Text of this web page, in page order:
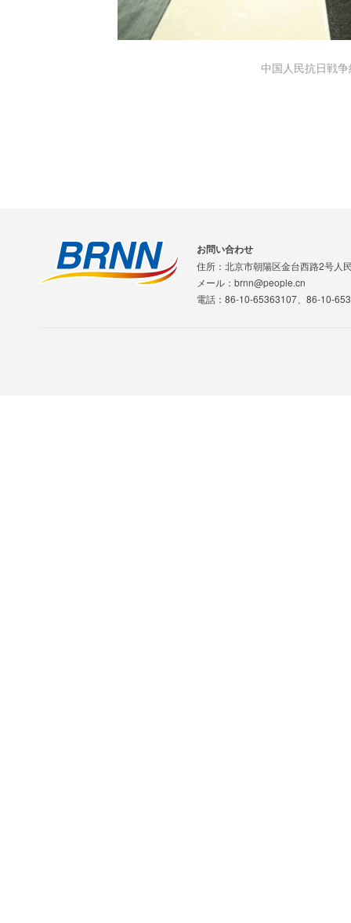
中国人民抗日戦
お問い合わせ
住所：北京市朝陽区金台西路2号人
メール：brnn@people.cn
電話：86-10-65363107、86-10-